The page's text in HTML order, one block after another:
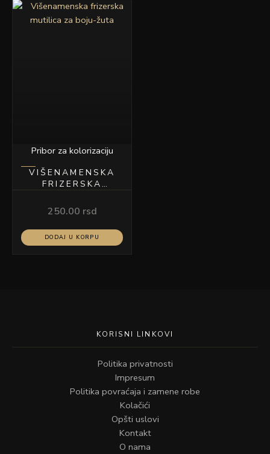
Pribor za kolorizaciju
VIŠENAMENSKA
FRIZERSKA
BOJU-ŽUTA
250.00 rsd
DODAJ U KORPU
KORISNI LINKOVI
Politika privatnosti
Impresum
Politika povraćaja i zamene robe
Kolačići
Opšti uslovi
Kontakt
O nama